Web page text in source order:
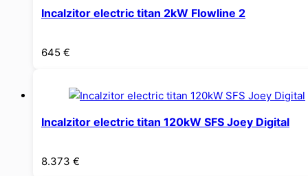
Incalzitor electric titan 2kW Flowline 2
645 €
Incalzitor electric titan 120kW SFS Joey Digital
8.373 €